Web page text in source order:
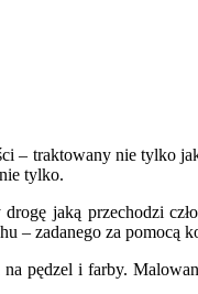
– traktowany nie tylko
tylko.
jaką przechodzi
– zadanego za pomocą
pędzel i farby.